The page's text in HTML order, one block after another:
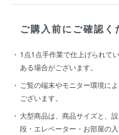
ご購入前にご確認く
1点1点手作業で仕上げられて
ある場合がございます。
ご覧の端末やモニター環境に
ございます。
大型商品は、商品サイズと、
段・エレベーター・お部屋の